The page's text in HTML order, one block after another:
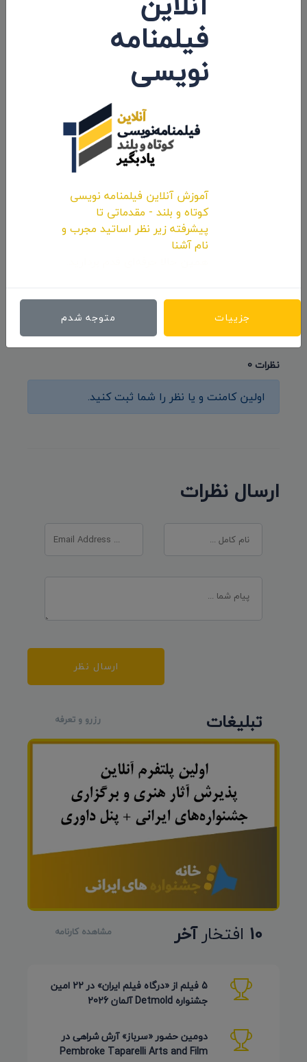
توافق دوطرفه مابین درگاه فیلم ایران و
۱۳۹۷/۰۲/۰۸
نظرات 0
اولین کامنت و یا نظر را شما ثبت کنید.
ارسال نظرات
ارسال نظر
تبلیغات رزرو و تعرفه
10 افتخارآخر مشاهده کارنامه
5 فیلم از «درگاه فیلم ایران» در 22 امین
جشنواره Detmold آلمان 2026
دومین حضور «سرباز» آرش شراهی در
Pembroke Taparelli Arts and Film
فیلمنامه
نویسی
آموزش آنلاین فیلمنامه نویسی
کوتاه و بلند - مقدماتی تا
پیشرفته زیر نظر اساتید مجرب و
نام آشنا
جزییات متوجه شدم